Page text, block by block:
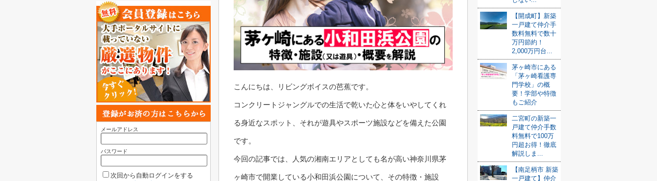
こんにちは、リビングボイスの芭蕉です。
コンクリートジャングルでの生活で乾いた心と体をいやしてくれ
る身近なスポット、それが遊具やスポーツ施設などを備えた公園
です。
今回の記事では、人気の湘南エリアとしても名が高い神奈川県茅
ヶ崎市で開業している小和田浜公園について、その特徴・施設
【開成町】新築
一戸建て仲介手
数料無料で数十
万円節約！
2,000万円台...
茅ヶ崎市にある
「茅ヶ崎看護専
門学校」の概
要！学部や特徴
もご紹介
二宮町の新築一
戸建て仲介手数
料無料で100万
円超お得！徹底
解説しま...
【南足柄市 新築
一戸建て】仲介
メールアドレス
パスワード
次回から自動ログインをする